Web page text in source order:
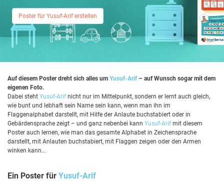
Poster für Yusuf-Arif erstellen
Auf diesem Poster dreht sich alles um Yusuf-Arif– auf Wunsch sogar mit dem
eigenen Foto.
Dabei steht Yusuf-Arif nicht nur im Mittelpunkt, sondern er lernt auch gleich,
wie bunt und lebhaft sein Name sein kann, wenn man ihn im
Flaggenalphabet darstellt, mit Hilfe der Anlaute buchstabiert oder in
Gebärdensprache zeigt – und ganz nebenbei kann Yusuf-Arif mit diesem
Poster auch lernen, wie man das gesamte Alphabet in Zeichensprache
darstellt, mit Anlauten buchstabiert, mit Flaggen zeigen oder den Armen
winken kann...
Ein Poster für Yusuf-Arif